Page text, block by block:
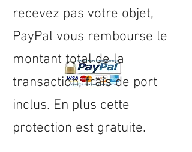
recevez pas votre objet,
PayPal vous rembourse le
montant total de la
transaction, frais de port
inclus. En plus cette
protection est gratuite.